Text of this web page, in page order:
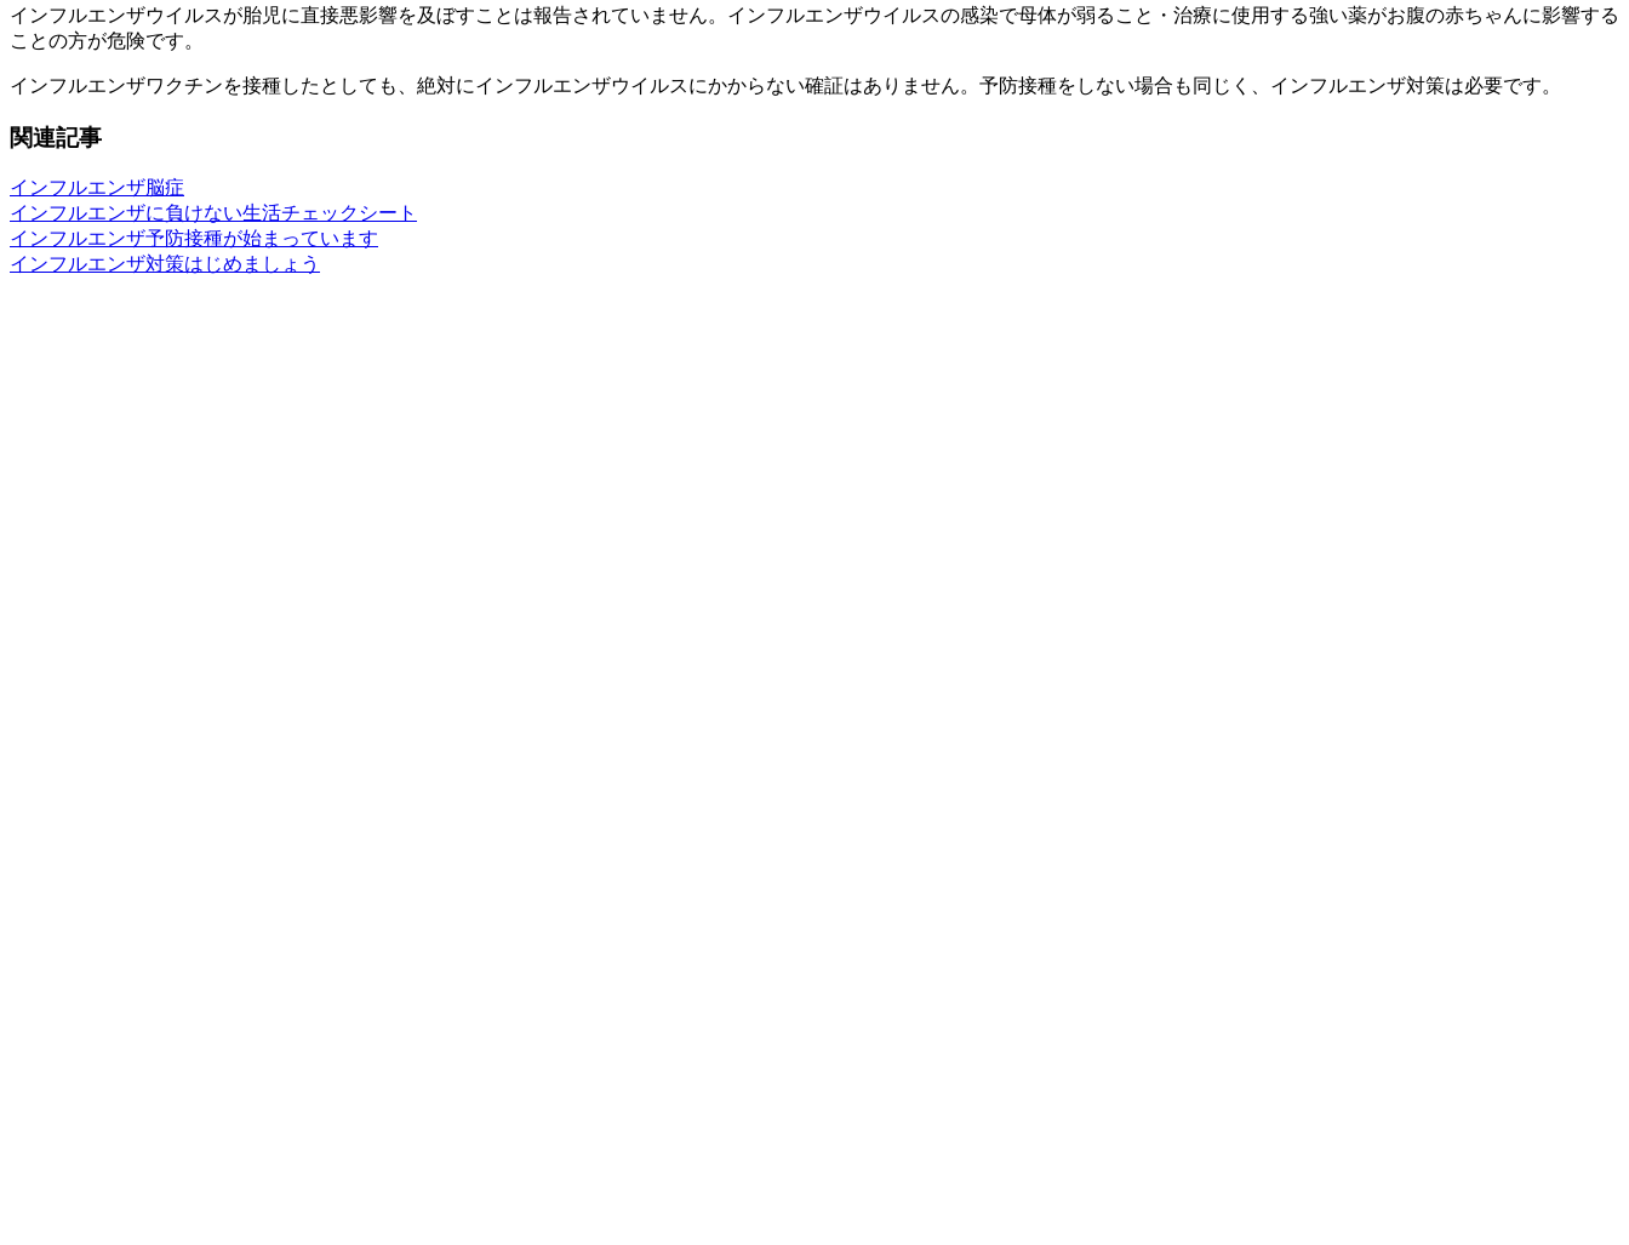
インフルエンザウイルスが胎児に直接悪影響を及ぼすことは報告されていません。インフルエンザウイルスの感染で母体が弱ること・治療に使用する強い薬がお腹の赤ちゃんに影響する
ことの方が危険です。
インフルエンザワクチンを接種したとしても、絶対にインフルエンザウイルスにかからない確証はありません。予防接種をしない場合も同じく、インフルエンザ対策は必要です。
関連記事
インフルエンザ脳症
インフルエンザに負けない生活チェックシート
インフルエンザ予防接種が始まっています
インフルエンザ対策はじめましょう